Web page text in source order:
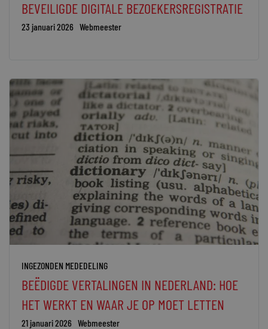
BEVEILIGDE DIGITALE BEZOEKERSREGISTRATIE
23 januari 2026 Webmeester
INGEZONDEN MEDEDELING
BEËDIGDE VERTALINGEN IN NEDERLAND: HOE
HET WERKT EN WAAR JE OP MOET LETTEN
21 januari 2026 Webmeester